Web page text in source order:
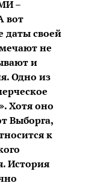
–
вот
даты своей
не
и
Одно из
Хотя оно
Выборга,
к
История